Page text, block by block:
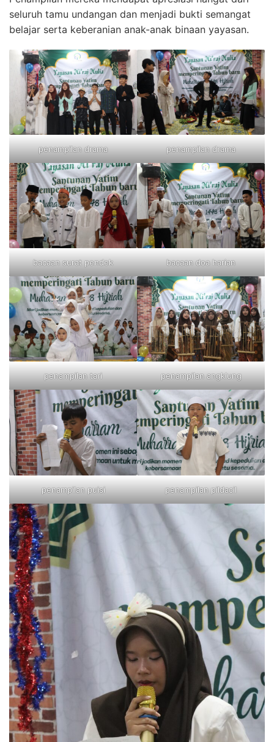
seluruh tamu undangan dan menjadi bukti semangat
belajar serta keberanian anak-anak binaan yayasan.
penampilan drama penampilan drama
bacaan surat pendek bacaan doa harian
penampilan tari penampilan angklung
penampilan puisi penampilan pildacil